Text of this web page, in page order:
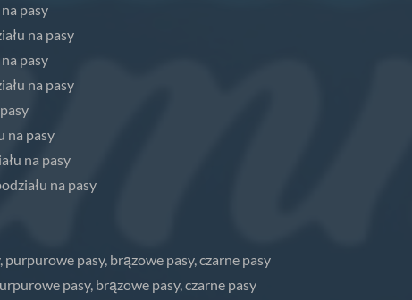
pasy
na pasy
pasy
na pasy
na pasy
na pasy
na pasy
purpurowe pasy, brązowe pasy, czarne pasy
pasy, brązowe pasy, czarne pasy